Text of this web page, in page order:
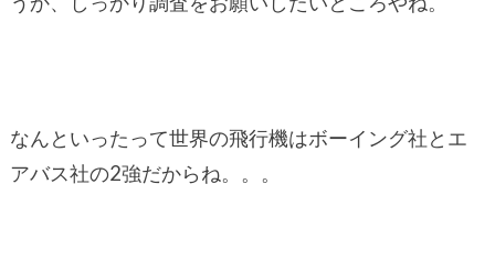
なんといったって世界の飛行機はボーイング社とエ
アバス社の2強だからね。。。